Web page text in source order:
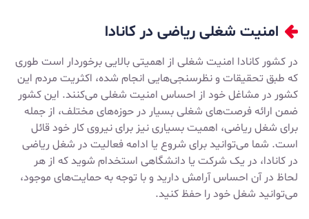
امنیت شغلی ریاضی در کانادا
در کشور کانادا امنیت شغلی از اهمیتی بالایی برخوردار است طوری
که طبق تحقیقات و نظرسنجی‌هایی انجام شده، اکثریت مردم این
کشور در مشاغل خود از احساس امنیت شغلی می‌کنند. این کشور
ضمن ارائه فرصت‌های شغلی بسیار در حوزه‌های مختلف، از جمله
برای شغل ریاضی، اهمیت بسیاری نیز برای نیروی کار خود قائل
است. شما می‌توانید برای شروع یا ادامه فعالیت در شغل ریاضی
در کانادا، در یک شرکت یا دانشگاهی استخدام شوید که از هر
لحاظ در آن احساس آرامش دارید و با توجه به حمایت‌های موجود،
می‌توانید شغل خود را حفظ کنید.